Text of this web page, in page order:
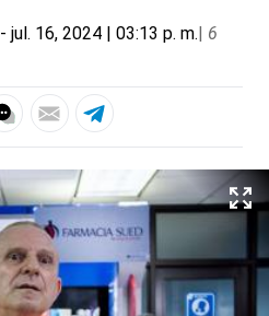
- jul. 16, 2024 | 03:13 p. m.| 6